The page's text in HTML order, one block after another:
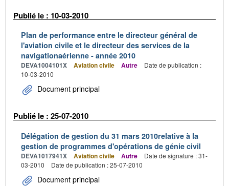
Publié le : 10-03-2010
Plan de performance entre le directeur général de
l'aviation civile et le directeur des services de la
navigationaérienne - année 2010
DEVA1004101X Aviation civile Autre
Date de publication :
10-03-2010
Document principal
Publié le : 25-07-2010
Délégation de gestion du 31 mars 2010relative à la
gestion de programmes d'opérations de génie civil
DEVA1017941X Aviation civile Autre
Date de signature : 31-
03-2010
Date de publication : 25-07-2010
Document principal